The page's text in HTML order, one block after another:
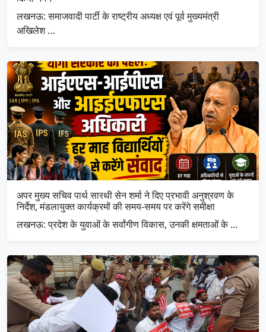
लखनऊ: समाजवादी पार्टी के राष्ट्रीय अध्यक्ष एवं पूर्व मुख्यमंत्री
अखिलेश …
अपर मुख्य सचिव पार्थ सारथी सेन शर्मा ने दिए प्रभावी अनुश्रवण के
निर्देश, मंडलायुक्त कार्यक्रमों की समय-समय पर करेंगे समीक्षा
लखनऊ: प्रदेश के युवाओं के सर्वांगीण विकास, उनकी क्षमताओं के …